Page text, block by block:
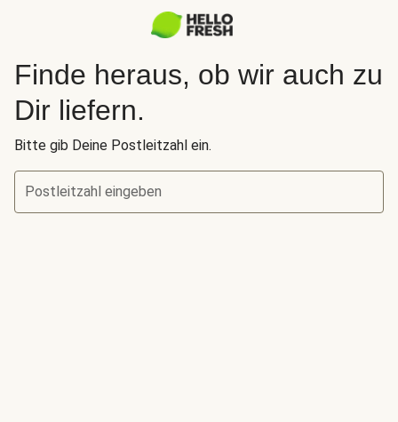
Finde heraus, ob wir auch zu
Dir liefern.
Bitte gib Deine Postleitzahl ein.
Postleitzahl eingeben